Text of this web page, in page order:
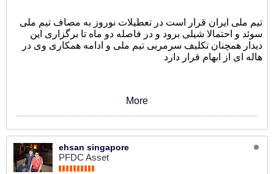
تیم ملی ایران قرار است در تعطیلات نوروز به مصاف تیم ملی
سوئد و احتمالا شیلی برود و در فاصله دو ماه تا برگزاری این
دیدار همچنان تکلیف سرمربی تیم ملی و ادامه همکاری وی در
هاله ای از ابهام قرار دارد
More
ehsan singapore
PFDC Asset